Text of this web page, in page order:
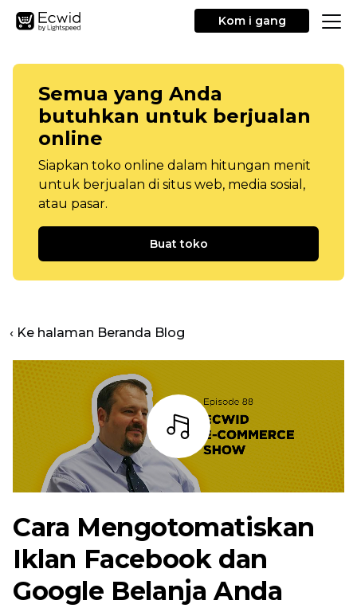
Kom i gang
Semua yang Anda
butuhkan untuk berjualan
online
Siapkan toko online dalam hitungan menit
untuk berjualan di situs web, media sosial,
atau pasar.
Buat toko
‹ Ke halaman Beranda Blog
Mendengarkan
Cara Mengotomatiskan
Iklan Facebook dan
Google Belanja Anda